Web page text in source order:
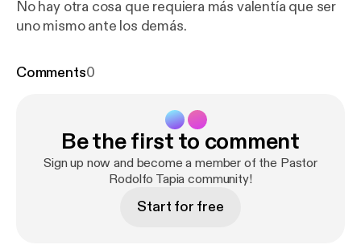
No hay otra cosa que requiera más valentía que ser
uno mismo ante los demás.
Comments0
Be the first to comment
Sign up now and become a member of the Pastor
Rodolfo Tapia community!
Start for free